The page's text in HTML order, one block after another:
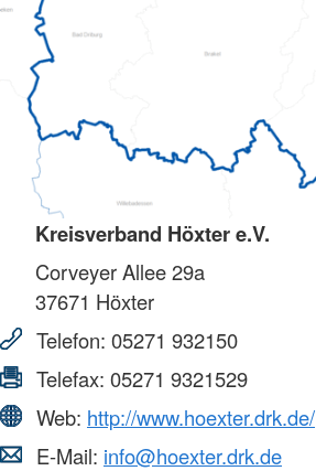
Kreisverband Höxter e.V.
Corveyer Allee 29a
37671 Höxter
Telefon: 05271 932150
Telefax: 05271 9321529
Web: http://www.hoexter.drk.de/
E-Mail: info@hoexter.drk.de